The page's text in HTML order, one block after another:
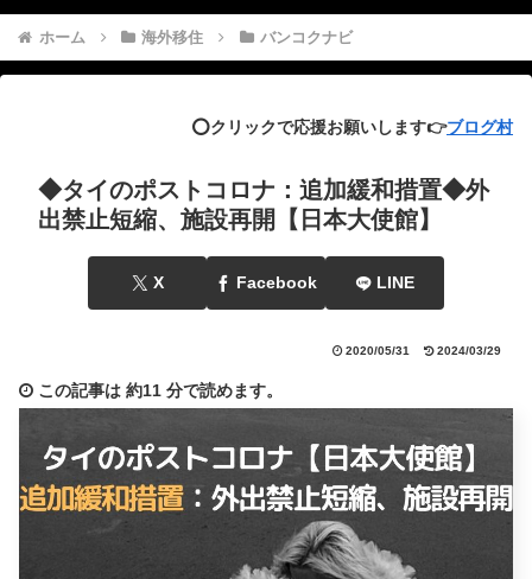
ホーム 海外移住 バンコクナビ
⭕️クリックで応援お願いします👉ブログ村
◆タイのポストコロナ：追加緩和措置◆外
出禁止短縮、施設再開【日本大使館】
X Facebook LINE
2020/05/31 2024/03/29
この記事は 約11 分で読めます。